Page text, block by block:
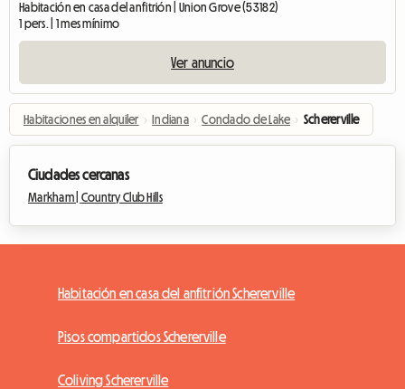
Habitación en casa del anfitrión | Union Grove (53182)
1 pers. | 1 mes mínimo
Ver anuncio
Habitaciones en alquiler › Indiana › Condado de Lake › Schererville
Ciudades cercanas
Markham | Country Club Hills
Habitación en casa del anfitrión Schererville
Pisos compartidos Schererville
Coliving Schererville